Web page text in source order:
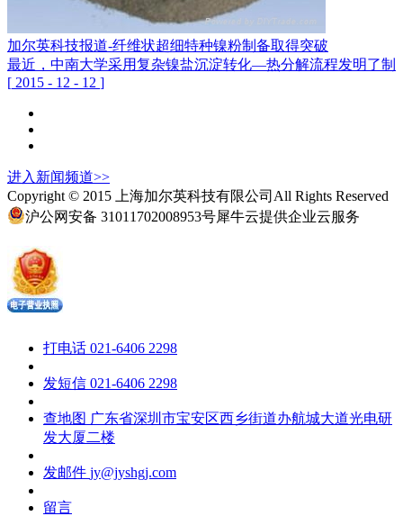
加尔英科技报道-纤维状超细特种镍粉制备取得突破
最近，中南大学采用复杂镍盐沉淀转化—热分解流程发明了
[ 2015 - 12 - 12 ]
进入 新闻频道>>
Copyright © 2015 上海加尔英科技有限公司All Rights Reserved
沪公网安备 31011702008953号犀牛云提供企业云服务
打电话 021-6406 2298
发短信 021-6406 2298
查地图 广东省深圳市宝安区西乡街道办航城大道光电研
发大厦二楼
发邮件 jy@jyshgj.com
留言